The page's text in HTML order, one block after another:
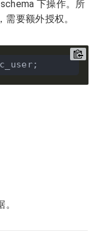
下操作。所
要额外授权。